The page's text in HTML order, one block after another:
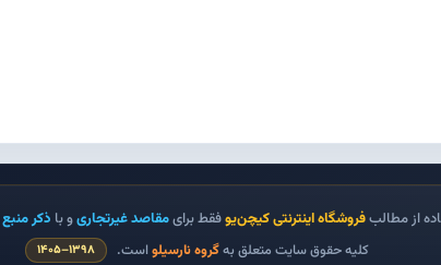
از مطالبفروشگاه اینترنتی کیچن‌یوفقط برایمقاصد غیرتجاریو با ذکر منبع
کلیه حقوق سایت متعلق بهگروه نارسیلواست. ۱٣٩٨–۱٤٠٥